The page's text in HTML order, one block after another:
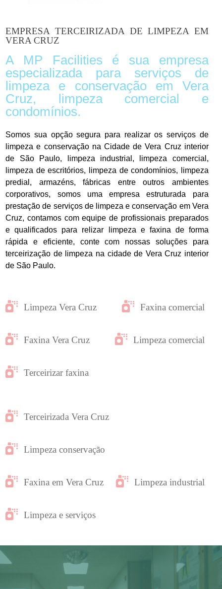
EMPRESA TERCEIRIZADA DE LIMPEZA EM
VERA CRUZ
A MP Facilities é sua empresa
especializada para serviços de
limpeza e conservação em Vera
Cruz, limpeza comercial e
condomínios.
Somos sua opção segura para realizar os serviços de
limpeza e conservação na Cidade de Vera Cruz interior
de São Paulo, limpeza industrial, limpeza comercial,
limpeza de escritórios, limpeza de condomínios, limpeza
predial, armazéns, fábricas entre outros ambientes
corporativos, somos uma empresa estruturada para
prestação de serviços de limpeza e conservação em Vera
Cruz, contamos com equipe de profissionais preparados
e qualificados para relizar limpeza e faxina de forma
rápida e eficiente, conte com nossas soluções para
terceirização de limpeza na cidade de Vera Cruz interior
de São Paulo.
Limpeza Vera Cruz Faxina comercial
Faxina Vera Cruz Limpeza comercial
Terceirizar faxina
Terceirizada Vera Cruz
Limpeza conservação
Faxina em Vera Cruz Limpeza industrial
Limpeza e serviços